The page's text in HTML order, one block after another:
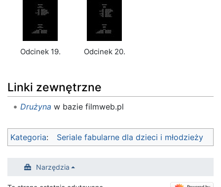
Odcinek 19. Odcinek 20.
Linki zewnętrzne
Drużyna w bazie filmweb.pl
Kategoria: Seriale fabularne dla dzieci i młodzieży
Narzędzia